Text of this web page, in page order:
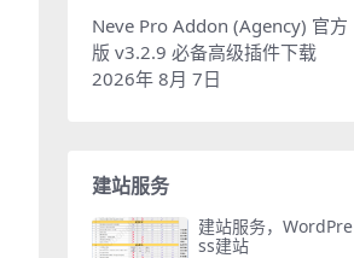
Neve Pro Addon (Agency) 官方
版 v3.2.9 必备高级插件下载
2026年 8月 7日
建站服务
建站服务，WordPre
ss建站